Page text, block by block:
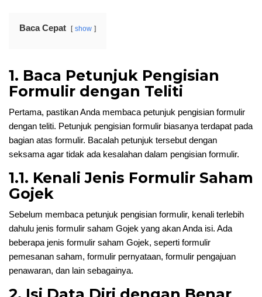
Baca Cepat show
1. Baca Petunjuk Pengisian
Formulir dengan Teliti
Pertama, pastikan Anda membaca petunjuk pengisian formulir
dengan teliti. Petunjuk pengisian formulir biasanya terdapat pada
bagian atas formulir. Bacalah petunjuk tersebut dengan
seksama agar tidak ada kesalahan dalam pengisian formulir.
1.1. Kenali Jenis Formulir Saham
Gojek
Sebelum membaca petunjuk pengisian formulir, kenali terlebih
dahulu jenis formulir saham Gojek yang akan Anda isi. Ada
beberapa jenis formulir saham Gojek, seperti formulir
pemesanan saham, formulir pernyataan, formulir pengajuan
penawaran, dan lain sebagainya.